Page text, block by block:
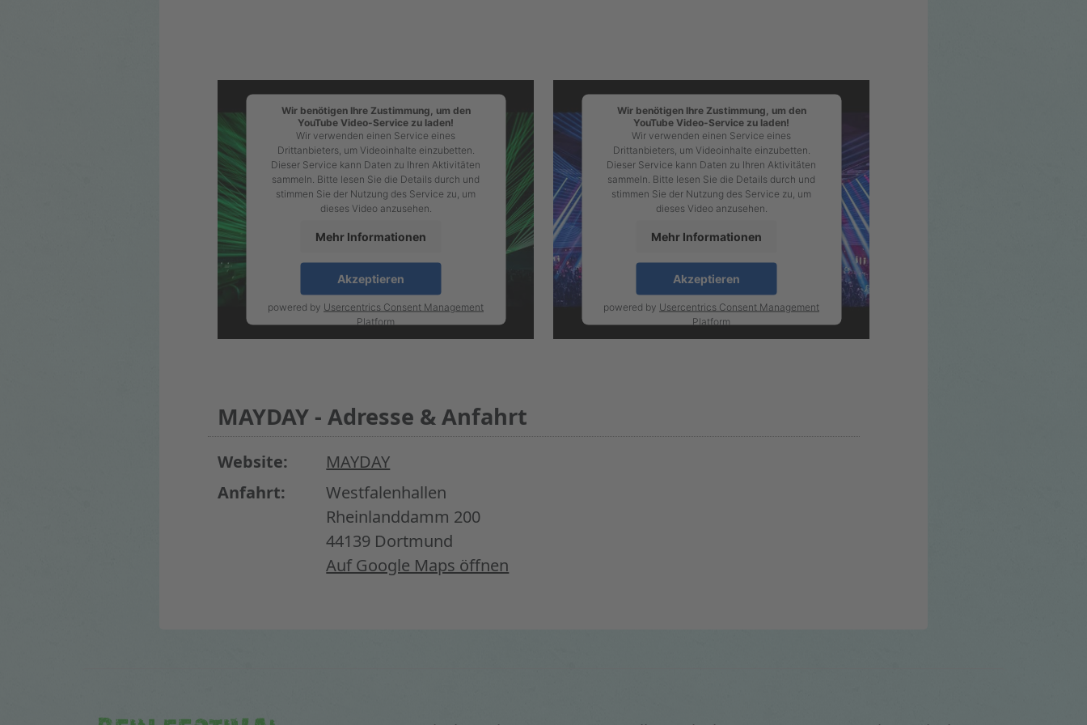
Wir benötigen Ihre Zustimmung, um den
YouTube Video-Service zu laden!
Wir verwenden einen Service eines
Drittanbieters, um Videoinhalte einzubetten.
Dieser Service kann Daten zu Ihren Aktivitäten
sammeln. Bitte lesen Sie die Details durch und
stimmen Sie der Nutzung des Service zu, um
dieses Video anzusehen.
Mehr Informationen
Akzeptieren
powered by Usercentrics Consent Management
Platform
Wir benötigen Ihre Zustimmung, um den
YouTube Video-Service zu laden!
Wir verwenden einen Service eines
Drittanbieters, um Videoinhalte einzubetten.
Dieser Service kann Daten zu Ihren Aktivitäten
sammeln. Bitte lesen Sie die Details durch und
stimmen Sie der Nutzung des Service zu, um
dieses Video anzusehen.
Mehr Informationen
Akzeptieren
powered by Usercentrics Consent Management
Platform
MAYDAY - Adresse & Anfahrt
Website:
MAYDAY
Anfahrt:
Westfalenhallen
Rheinlanddamm 200
44139 Dortmund
Auf Google Maps öffnen